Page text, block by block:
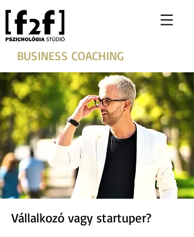
BUSINESS COACHING
Vállalkozó vagy startuper?